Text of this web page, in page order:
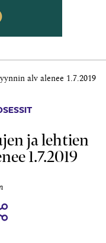
alv alenee 1.7.2019
ja lehtien
1.7.2019
Facebook
on LinkedIn
WhatsApp-viestinä